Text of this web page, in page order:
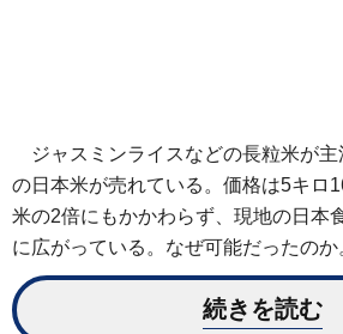
ジャスミンライスなどの長粒米が主
の日本米が売れている。価格は5キロ
米の2倍にもかかわらず、現地の日本
に広がっている。なぜ可能だったの
続きを読む